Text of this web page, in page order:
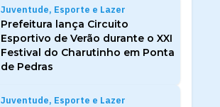
Juventude, Esporte e Lazer
Prefeitura lança Circuito
Esportivo de Verão durante o XXI
Festival do Charutinho em Ponta
de Pedras
Juventude, Esporte e Lazer